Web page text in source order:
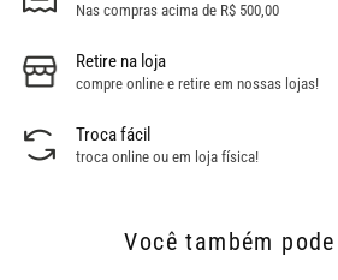
Nas compras acima de R$ 500,00
Retire na loja
compre online e retire em nossas lojas!
Troca fácil
troca online ou em loja física!
Você também